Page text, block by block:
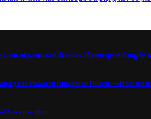
εξωτερικού δικτύου ύδρευσης από πηγές
του Παλαιού Γυμνασίου Πύλου –
κάνναβης